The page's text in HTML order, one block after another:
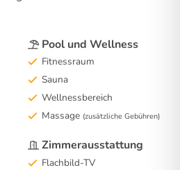
Pool und Wellness
Fitnessraum
Sauna
Wellnessbereich
Massage (zusätzliche Gebühren)
Zimmerausstattung
Flachbild-TV